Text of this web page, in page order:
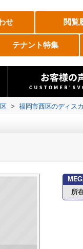
せ 閲覧
テナント特集
> 福岡市西区のディス
所